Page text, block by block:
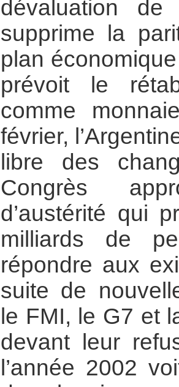
dévaluation
supprime la
plan
prévoit le
comme
février,
libre des
Congrès
d’austérité qui
milliards de
répondre aux
suite de
le FMI, le G7 et
devant leur
l’année 2002